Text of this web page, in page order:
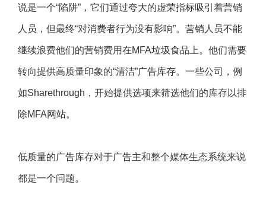
说是一个“陷阱”，它们通过夸大的虚荣指标吸引着营销
人员，但最终“对消费者行为没有影响”。营销人员不能
继续浪费他们的营销费用在MFA垃圾食品上。他们需要
转向提供高质量印象的“清洁”广告库存。一些公司，例
如Sharethrough，开始提供选项来筛选他们的库存以排
除MFA网站。
低质量的广告库存对于广告主和整个媒体生态系统来说
都是一个问题。